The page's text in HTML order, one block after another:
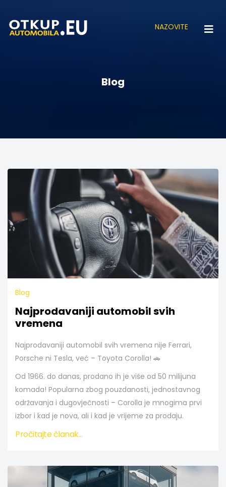
NAZOVITE
Blog
Blog
Najprodavaniji automobil svih
vremena
Najprodavaniji automobil svih vremena nije Ferrari,
Porsche ni Tesla, već – Toyota Corolla! 🚗
Od 1966. do danas, prodano ih je više od 50 milijuna
komada! Popularna zbog pouzdanosti, jednostavnog
održavanja i dugovječnosti – Corolla je mnogima prvi
izbor i kad je nova, ali i kad je vrijeme za prodaju.
Pročitajte članak...